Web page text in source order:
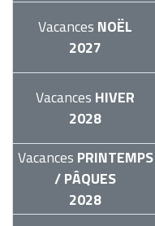
Vacances NOËL
2027
Vacances HIVER
2028
Vacances PRINTEMPS
/ PÂQUES
2028